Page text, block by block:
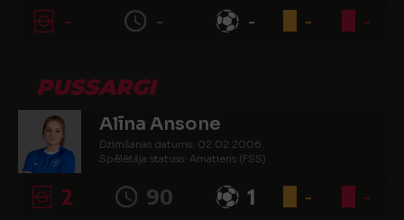
- - - - -
PUSSARGI
Alīna Ansone
Dzimšanas datums: 02.02.2006.
Spēlētāja statuss: Amatieris (FSS)
2 90 1 - -